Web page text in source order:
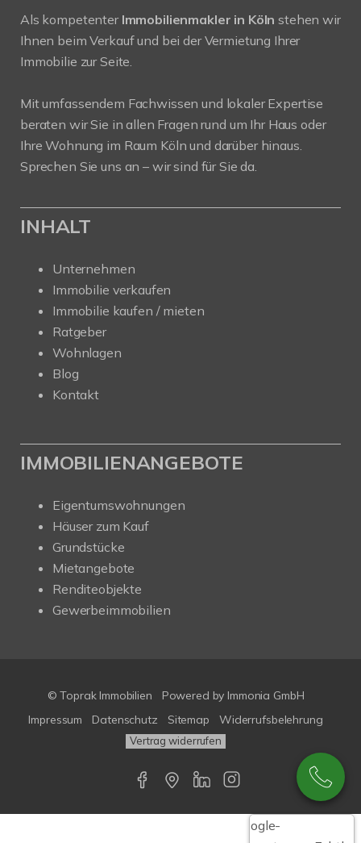
Als kompetenter Immobilienmakler in Köln stehen wir
Ihnen beim Verkauf und bei der Vermietung Ihrer
Immobilie zur Seite.
Mit umfassendem Fachwissen und lokaler Expertise
beraten wir Sie in allen Fragen rund um Ihr Haus oder
Ihre Wohnung im Raum Köln und darüber hinaus.
Sprechen Sie uns an – wir sind für Sie da.
INHALT
Unternehmen
Immobilie verkaufen
Immobilie kaufen / mieten
Ratgeber
Wohnlagen
Blog
Kontakt
IMMOBILIENANGEBOTE
Eigentumswohnungen
Häuser zum Kauf
Grundstücke
Mietangebote
Renditeobjekte
Gewerbeimmobilien
© Toprak Immobilien
Powered by Immonia GmbH
Impressum
Datenschutz Sitemap Widerrufsbelehrung
Vertrag widerrufen
Google-